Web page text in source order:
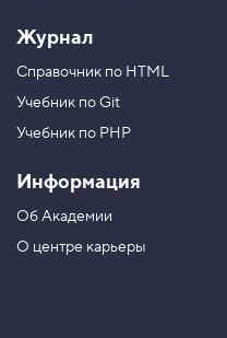
Журнал
Справочник по HTML
Учебник по Git
Учебник по PHP
Информация
Об Академии
О центре карьеры